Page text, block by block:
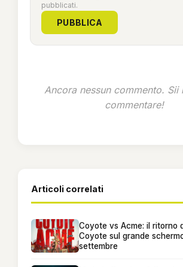
pubblicati.
PUBBLICA
Ancora nessun commento. Sii
commentare!
Articoli correlati
Coyote vs Acme: il ritorno
Coyote sul grande
settembre